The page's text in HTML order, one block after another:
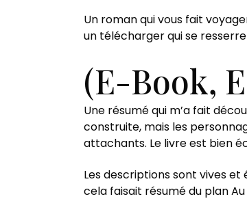
Un roman qui vous fait
un télécharger qui se
(E-Book,
Une résumé qui m’a fait
construite, mais les
attachants. Le livre est bien
Les descriptions sont vives et
cela faisait résumé du plan Au